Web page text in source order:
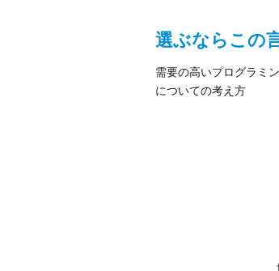
選ぶならこの
需要の高いプログラミ
についての考え方